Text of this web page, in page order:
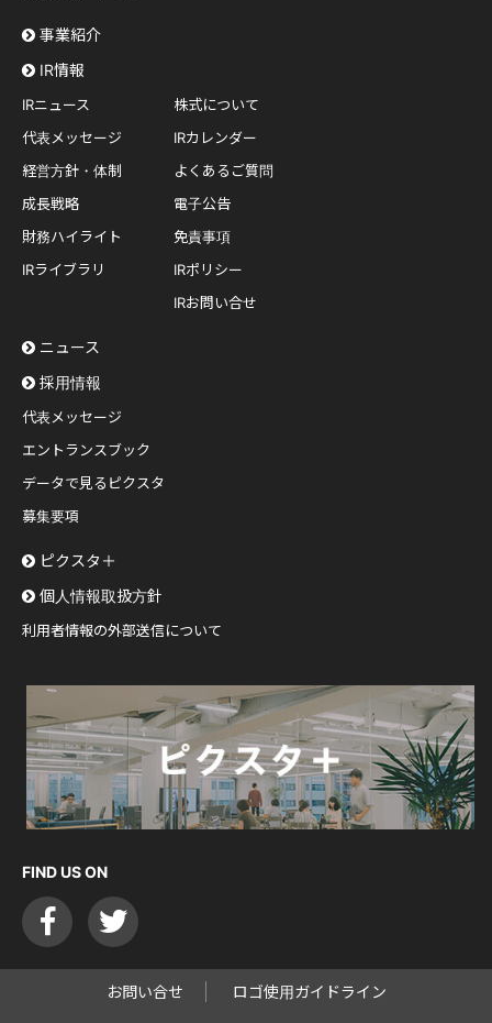
事業紹介
IR情報
IRニュース
代表メッセージ
経営方針・体制
成長戦略
財務ハイライト
IRライブラリ
株式について
IRカレンダー
よくあるご質問
電子公告
免責事項
IRポリシー
IRお問い合せ
ニュース
採用情報
代表メッセージ
エントランスブック
データで見るピクスタ
募集要項
ピクスタ＋
個人情報取扱方針
利用者情報の外部送信について
FIND US ON
お問い合せ ロゴ使用ガイドライン